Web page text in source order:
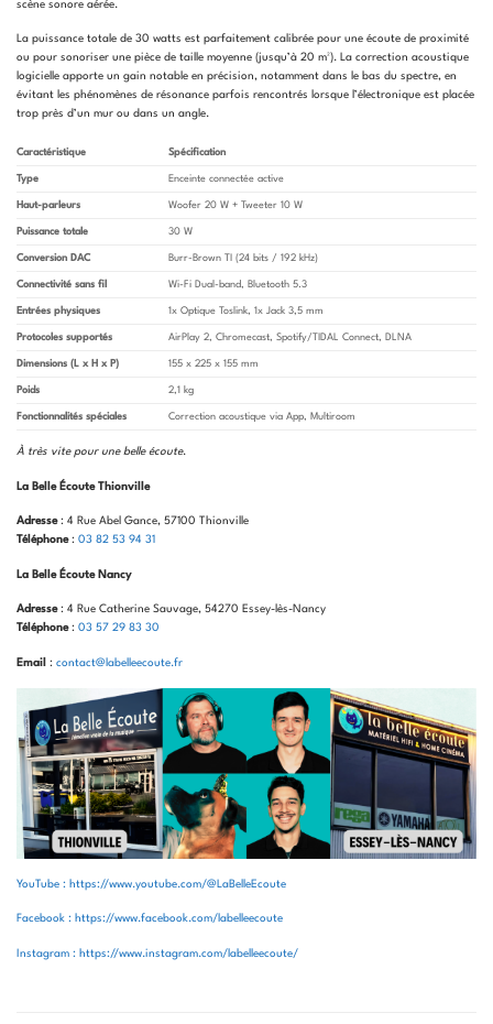
scène sonore aérée.
La puissance totale de 30 watts est parfaitement calibrée pour une écoute de proximité
ou pour sonoriser une pièce de taille moyenne (jusqu’à 20 m²). La correction acoustique
logicielle apporte un gain notable en précision, notamment dans le bas du spectre, en
évitant les phénomènes de résonance parfois rencontrés lorsque l’électronique est placée
trop près d’un mur ou dans un angle.
Caractéristique Spécification
Type Enceinte connectée active
Haut-parleurs Woofer 20 W + Tweeter 10 W
Puissance totale 30 W
Conversion DAC Burr-Brown TI (24 bits / 192 kHz)
Connectivité sans fil Wi-Fi Dual-band, Bluetooth 5.3
Entrées physiques 1x Optique Toslink, 1x Jack 3,5 mm
Protocoles supportés AirPlay 2, Chromecast, Spotify/TIDAL Connect, DLNA
Dimensions (L x H x P) 155 x 225 x 155 mm
Poids 2,1 kg
Fonctionnalités spéciales Correction acoustique via App, Multiroom
À très vite pour une belle écoute.
La Belle Écoute Thionville
Adresse: 4 Rue Abel Gance, 57100 Thionville
Téléphone: 03 82 53 94 31
La Belle Écoute Nancy
Adresse: 4 Rue Catherine Sauvage, 54270 Essey-lès-Nancy
Téléphone: 03 57 29 83 30
Email : contact@labelleecoute.fr
YouTube : https://www.youtube.com/@LaBelleEcoute
Facebook : https://www.facebook.com/labelleecoute
Instagram : https://www.instagram.com/labelleecoute/